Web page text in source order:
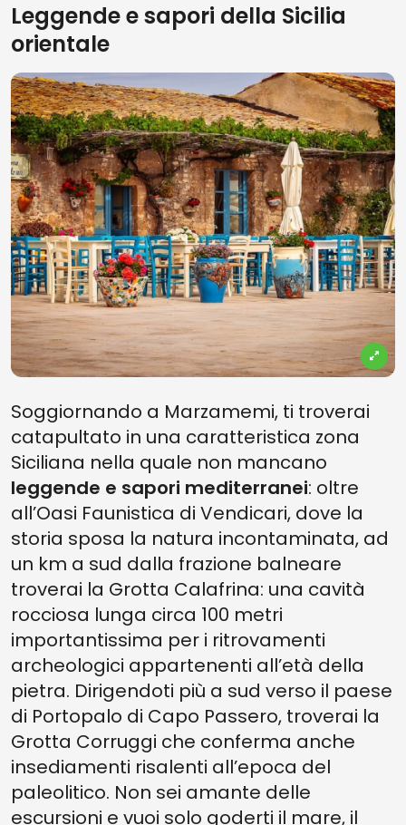
Leggende e sapori della Sicilia
orientale
Soggiornando a Marzamemi, ti troverai
catapultato in una caratteristica zona
Siciliana nella quale non mancano
leggende e sapori mediterranei: oltre
all’Oasi Faunistica di Vendicari, dove la
storia sposa la natura incontaminata, ad
un km a sud dalla frazione balneare
troverai la Grotta Calafrina: una cavità
rocciosa lunga circa 100 metri
importantissima per i ritrovamenti
archeologici appartenenti all’età della
pietra. Dirigendoti più a sud verso il paese
di Portopalo di Capo Passero, troverai la
Grotta Corruggi che conferma anche
insediamenti risalenti all’epoca del
paleolitico. Non sei amante delle
escursioni e vuoi solo goderti il mare, il